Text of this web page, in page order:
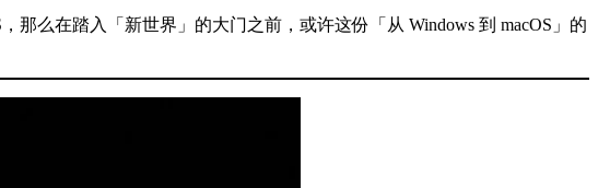
那么在踏入「新世界」的大门之前，或许这份「从 Windows 到 macOS」的